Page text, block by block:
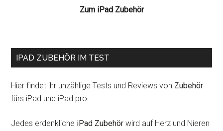
Zum iPad Zubehör
IPAD ZUBEHÖR IM TEST
Hier findet ihr unzählige Tests und Reviews von Zubehör
fürs iPad und iPad pro
Jedes erdenkliche iPad Zubehör wird auf Herz und Nieren